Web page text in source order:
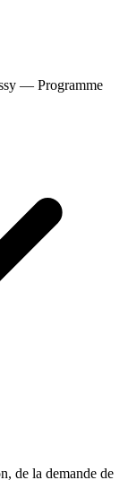
— Programme
de la demande de